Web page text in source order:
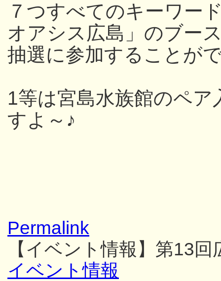
７つすべてのキーワー
オアシス広島」のブー
抽選に参加することが
1等は宮島水族館のペ
すよ～♪
Permalink
【イベント情報】第13
イベント情報